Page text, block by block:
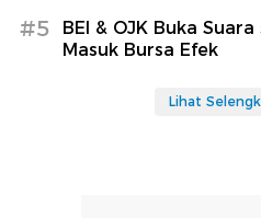
#5
BEI & OJK Buka
Masuk Bursa Efek
Lihat